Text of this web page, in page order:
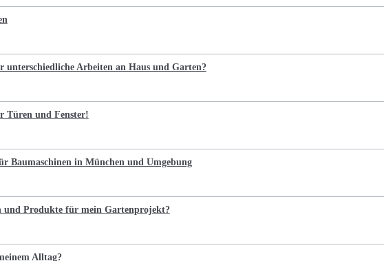
unterschiedliche Arbeiten an Haus und Garten?
Türen und Fenster!
Baumaschinen in München und Umgebung
und Produkte für mein Gartenprojekt?
Alltag?